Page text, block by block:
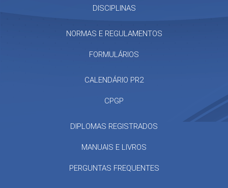
DISCIPLINAS
NORMAS E REGULAMENTOS
FORMULÁRIOS
CALENDÁRIO PR2
CPGP
DIPLOMAS REGISTRADOS
MANUAIS E LIVROS
PERGUNTAS FREQUENTES